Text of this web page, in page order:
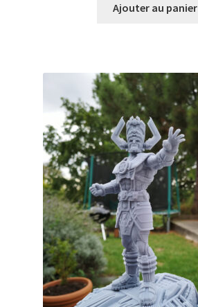
Ajouter au panier